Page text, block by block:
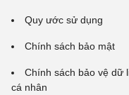
Quy ước sử dụng
Chính sách bảo mật
Chính sách bảo vệ dữ
cá nhân